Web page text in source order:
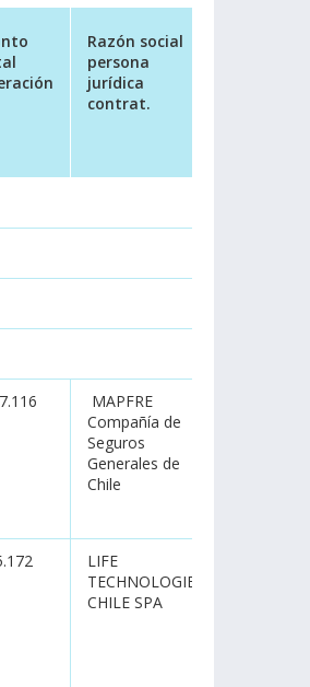
Razón social
persona
jurídica
contrat.
MAPFRE
Compañía de
Seguros
Generales de
Chile
LIFE
TECHNOLOGIES
CHILE SPA